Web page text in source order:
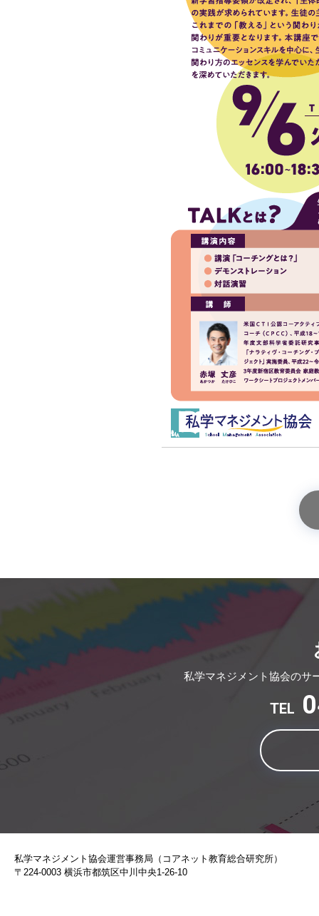
私学マネジメント協会のサ
TEL
私学マネジメント協会運営事務局（コアネット教育総合研究所）
〒224-0003 横浜市都筑区中川中央1-26-10